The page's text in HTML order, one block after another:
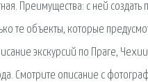
Преимущества: с ней
те объекты, которые
экскурсий по Праге,
Смотрите описание с